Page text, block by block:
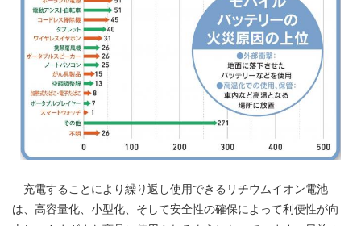
充電することにより繰り返し使用できるリチウムイオン電池
は、高容量化、小型化、そして安全性の確保によって利便性が向